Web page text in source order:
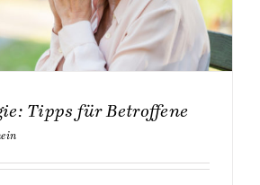
Tipps für Betroffene